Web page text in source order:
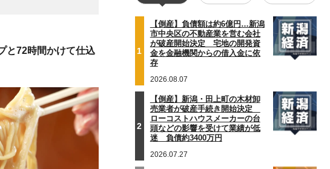
と72時間かけて仕込
1
【倒産】負債額は約6億円…新潟
市中央区の不動産業を営む会社
が破産開始決定 宅地の開発資
金を金融機関からの借入金に依
存
2026.08.07
2
【倒産】新潟・田上町の木材卸
売業者が破産手続き開始決定
ローコストハウスメーカーの台
頭などの影響を受けて業績が低
迷 負債約3400万円
2026.07.27